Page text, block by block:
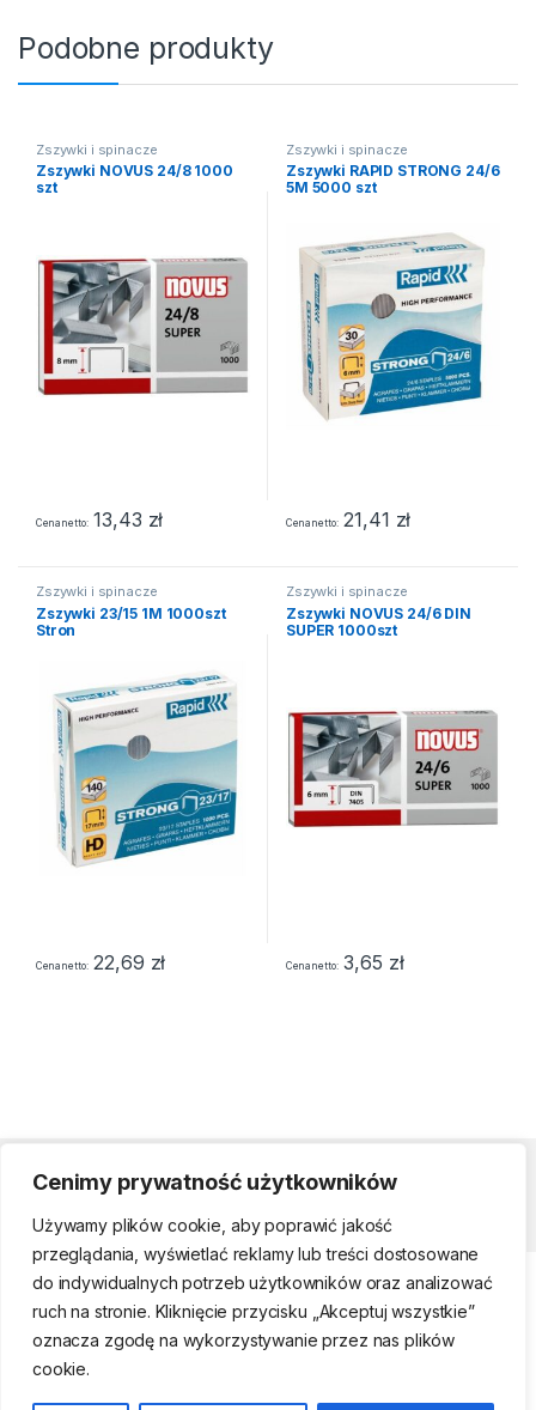
Cenimy prywatność użytkowników
Używamy plików cookie, aby poprawić jakość
przeglądania, wyświetlać reklamy lub treści dostosowane
do indywidualnych potrzeb użytkowników oraz analizować
ruch na stronie. Kliknięcie przycisku „Akceptuj wszystkie”
oznacza zgodę na wykorzystywanie przez nas plików
cookie.
Podobne produkty
Zszywki i spinacze
Zszywki NOVUS 24/8 1000
szt
Cena netto 13,43 zł
Zszywki i spinacze
Zszywki RAPID STRONG 24/6
5M 5000 szt
Cena netto 21,41 zł
Zszywki i spinacze
Zszywki 23/15 1M 1000szt
Stron
Cena netto 22,69 zł
Zszywki i spinacze
Zszywki NOVUS 24/6 DIN
SUPER 1000szt
Cena netto 3,65 zł
Strefa klienta